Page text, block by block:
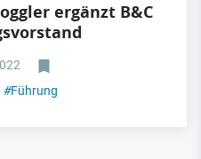
ergänzt B&C
#Führung